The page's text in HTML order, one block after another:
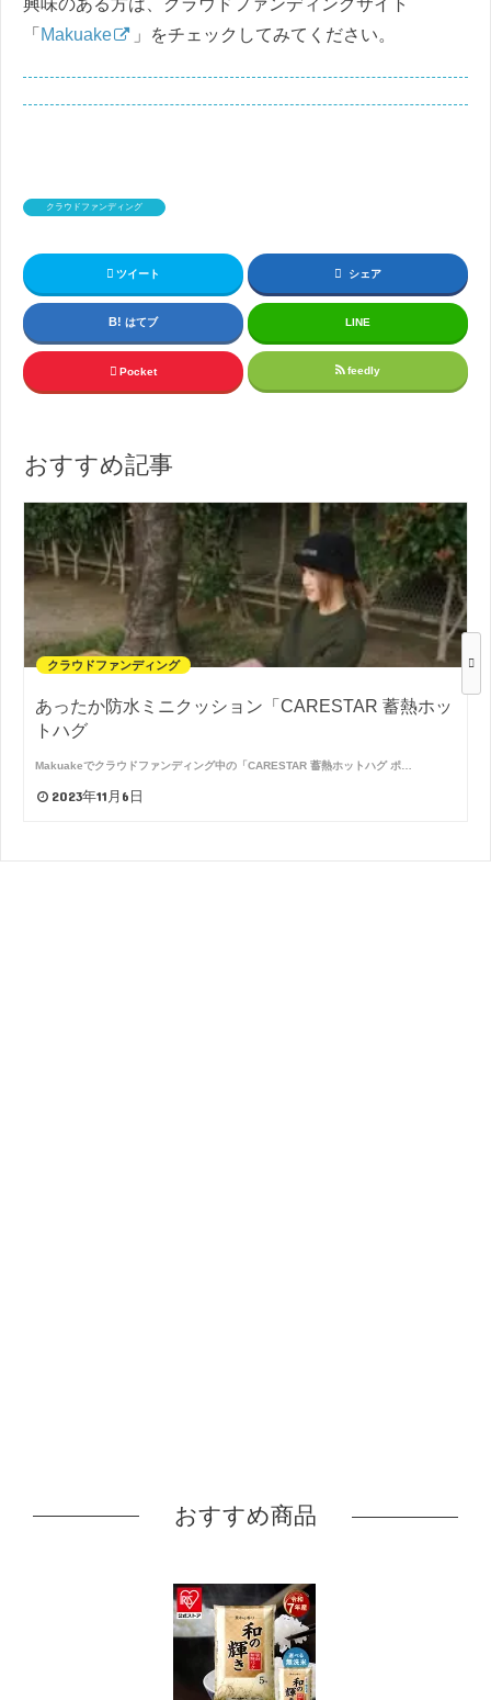
興味のある方は、クラウドファンディングサイト
「 Makuake 」をチェックしてみてください。
クラウドファンディング
ツイート シェア
はてブ LINE
Pocket feedly
おすすめ記事
クラウドファンディング
あったか防水ミニクッション「CARESTAR 蓄熱ホッ
トハグ
Makuakeでクラウドファンディング中の「CARESTAR 蓄熱ホットハグ ポ…
2023年11月6日
おすすめ商品